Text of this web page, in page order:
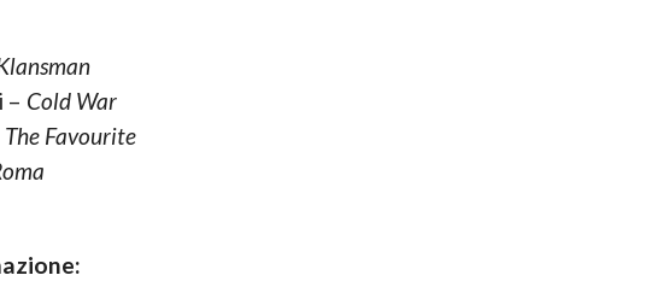
– Cold War
The Favourite